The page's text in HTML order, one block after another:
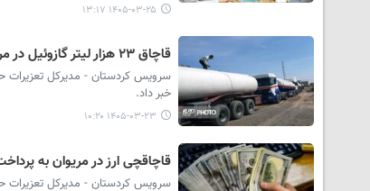
۱۴۰۵-۰۳-۲۵ ۱۳:۱۷
قاچاق ۲۳ هزار لیتر گازوئیل در مریوان با جریمه ۲۴ میلیارد ریالی پایان یافت
خبر داد.
۱۴۰۵-۰۳-۲۳ ۱۰:۲۰
قاچاقچی ارز در مریوان به پرداخت ۲۱ میلیارد ریال